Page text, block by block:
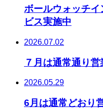
ボールウォッチ
ビス実施中
2026.07.02
７月は通常通り
2026.05.29
6月は通常どおり